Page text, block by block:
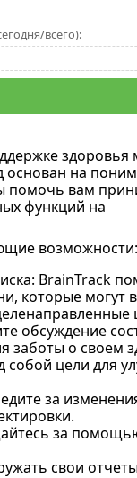
всего):
здоровья
основан на
помочь вам
функций на
возможности:
BrainTrack
которые могут
обсуждение
заботы о своем
собой цели для
за
за
свои